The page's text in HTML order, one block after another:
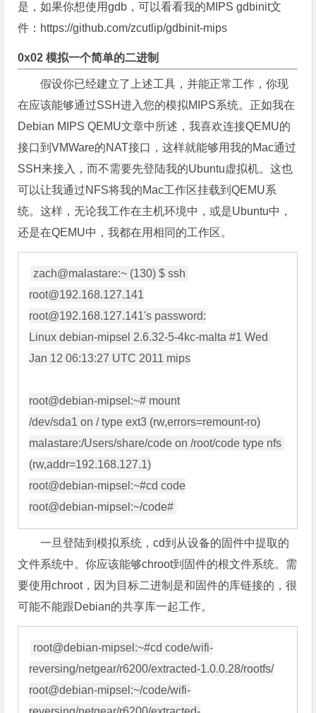
是，如果你想使用gdb，可以看看我的MIPS gdbinit文
件：https://github.com/zcutlip/gdbinit-mips
0x02 模拟一个简单的二进制
假设你已经建立了上述工具，并能正常工作，你现
在应该能够通过SSH进入您的模拟MIPS系统。正如我在
Debian MIPS QEMU文章中所述，我喜欢连接QEMU的
接口到VMWare的NAT接口，这样就能够用我的Mac通过
SSH来接入，而不需要先登陆我的Ubuntu虚拟机。这也
可以让我通过NFS将我的Mac工作区挂载到QEMU系
统。这样，无论我工作在主机环境中，或是Ubuntu中，
还是在QEMU中，我都在用相同的工作区。
root@192.168.127.141's password:
Linux debian-mipsel 2.6.32-5-4kc-malta #1 Wed
Jan 12 06:13:27 UTC 2011 mips
root@debian-mipsel:~# mount
/dev/sda1 on / type ext3 (rw,errors=remount-ro)
malastare:/Users/share/code on /root/code type nfs
一旦登陆到模拟系统，cd到从设备的固件中提取的
文件系统中。你应该能够chroot到固件的根文件系统。需
要使用chroot，因为目标二进制是和固件的库链接的，很
可能不能跟Debian的共享库一起工作。
root@debian-mipsel:~#cd code/wifi-
reversing/netgear/r6200/extracted-1.0.0.28/rootfs/
root@debian-mipsel:~/code/wifi-